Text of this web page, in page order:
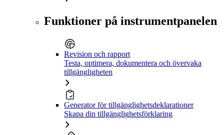
Funktioner på instrumentpanelen
Revision och rapport
Testa, optimera, dokumentera och övervaka
tillgängligheten
Generator för tillgänglighetsdeklarationer
Skapa din tillgänglighetsförklaring